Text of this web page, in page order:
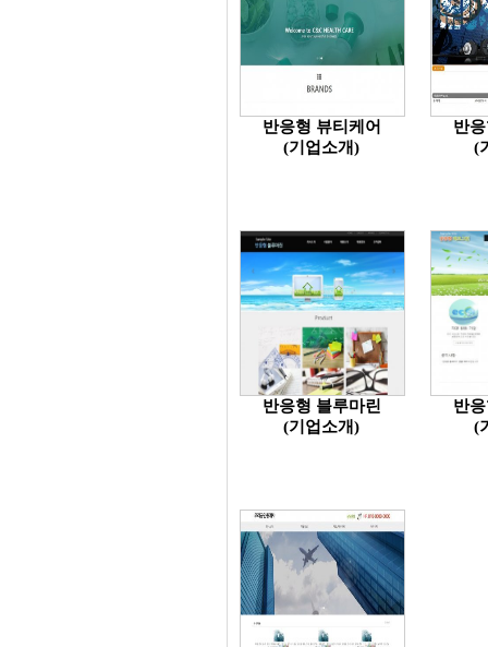
반응형 뷰티케어
(기업소개)
반
(
반응형 블루마린
(기업소개)
반
(